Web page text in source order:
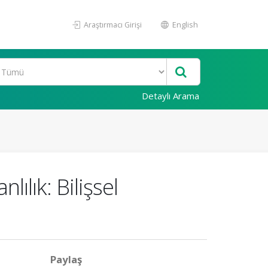
Araştırmacı Girişi English
Detaylı Arama
Bilişsel
Paylaş